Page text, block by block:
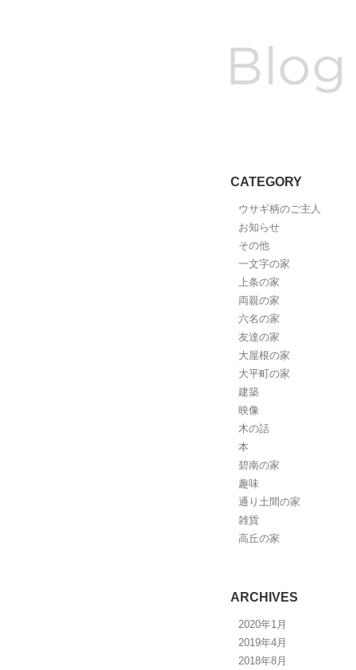
CATEGORY
ウサギ柄のご主人
お知らせ
その他
一文字の家
上条の家
両親の家
六名の家
友達の家
大屋根の家
大平町の家
建築
映像
木の話
本
碧南の家
趣味
通り土間の家
雑貨
高丘の家
ARCHIVES
2020年1月
2019年4月
2018年8月